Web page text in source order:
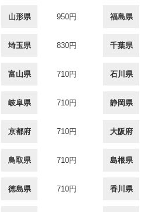
山形県 950円 福島県
埼玉県 830円 千葉県
富山県 710円 石川県
岐阜県 710円 静岡県
京都府 710円 大阪府
鳥取県 710円 島根県
徳島県 710円 香川県